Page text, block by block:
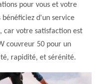
pour vous et votre
d'un service
car votre satisfaction est
couvreur 50 pour un
rapidité, et sérénité.